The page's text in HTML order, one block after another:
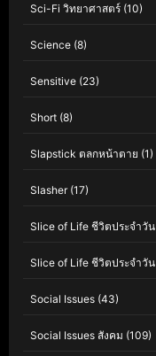
Sci-Fi วิทยาศาสตร์ (10)
Science (8)
Sensitive (23)
Short (8)
Slapstick ตลกหน้าตาย (1)
Slasher(17)
Slice of Life ชีวิตประจำวัน
Slice of Life ชีวิตประจำวัน
Social Issues (43)
Social Issues สังคม (109)